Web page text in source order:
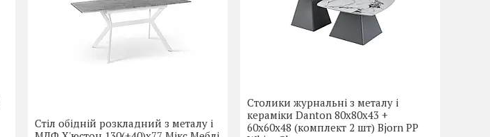
Стіл обідній розкладний з металу і
Столики журнальні з металу і
кераміки Danton 80х80х43 +
60х60х48 (комплект 2 шт) Bjorn PP